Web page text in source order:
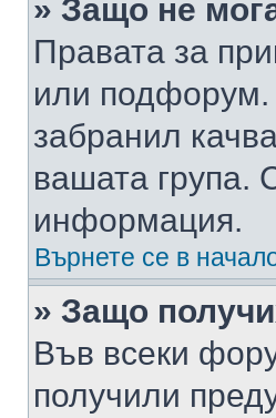
» Защо не
Правата за
или
забранил
вашата група.
информация.
Върнете се в
» Защо
Във всеки
получили